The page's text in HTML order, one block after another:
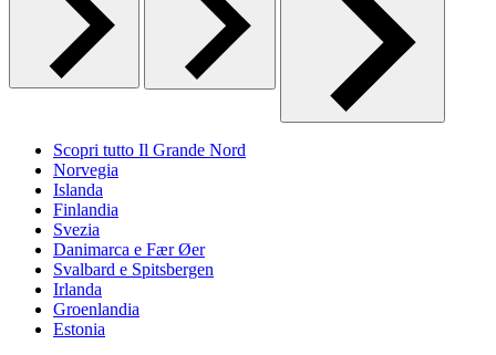
Scopri tutto Il Grande Nord
Norvegia
Islanda
Finlandia
Svezia
Danimarca e Fær Øer
Svalbard e Spitsbergen
Irlanda
Groenlandia
Estonia